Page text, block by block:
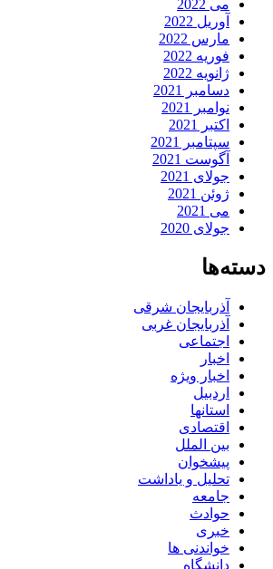
می 2022
آوریل 2022
مارس 2022
فوریه 2022
ژانویه 2022
دسامبر 2021
نوامبر 2021
اکتبر 2021
سپتامبر 2021
آگوست 2021
جولای 2021
ژوئن 2021
می 2021
جولای 2020
دسته‌ها
آذربایجان شرقی
آذربایجان غربی
اجتماعی
اخبار
اخبار ویژه
اردبیل
استانها
اقتصادی
بین الملل
پیشخوان
تحلیل و یاداشت
جامعه
حوادث
خبری
خواندنی ها
دانشگاه